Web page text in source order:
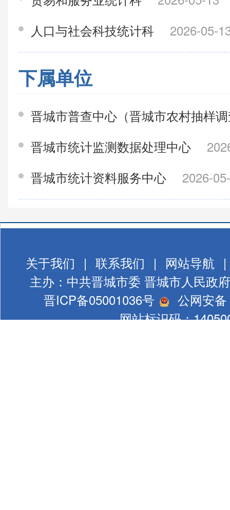
人口与社会科技统计科
2026-05-
下属单位
晋城市普查中心（晋城市农村抽样
晋城市统计监测数据处理中心
晋城市统计资料服务中心
2026-
关于我们 | 联系我们 | 网站导航 |
主办：中共晋城市委 晋城市人民政府
晋ICP备05001036号
公网安
网站标识码：